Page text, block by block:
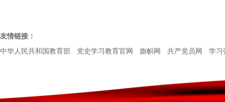
友情链接：
中华人民共和国教育部
党史学习教育官网 旗帜网 共产党员网 学习